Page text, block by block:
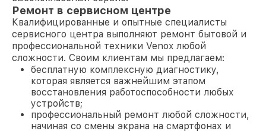
Ремонт в сервисном центре
Квалифицированные и опытные специалисты
сервисного центра выполняют ремонт бытовой и
профессиональной техники Venox любой
сложности. Своим клиентам мы предлагаем:
бесплатную комплексную диагностику,
которая является важнейшим этапом
восстановления работоспособности любых
устройств;
профессиональный ремонт любой сложности,
начиная со смены экрана на смартфонах и